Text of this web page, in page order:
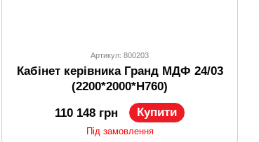
Артикул: 800203
Кабінет керівника Гранд МДФ 24/03
(2200*2000*H760)
110 148 грн Купити
Під замовлення